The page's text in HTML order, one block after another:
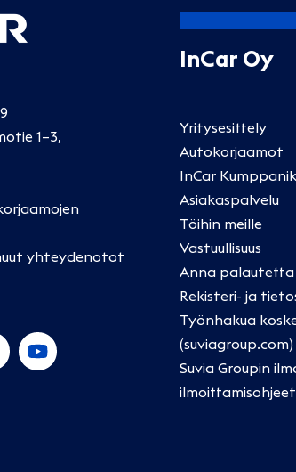
1–3,
yhteydenotot
InCar Oy
Yritysesittely
Autokorjaamot
InCar
Asiakaspalvelu
Töihin meille
Vastuullisuus
Anna palautetta
Rekisteri- ja
Työnhakua
(suviagroup.com)
Suvia Groupin
ilmoittamisohjeet